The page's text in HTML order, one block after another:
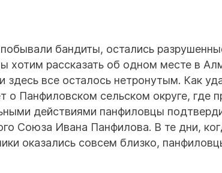
бандиты, остались
хотим рассказать об одном месте в
здесь все осталось нетронутым. Как
о Панфиловском сельском округе,
действиями панфиловцы
Союза Ивана Панфилова. В те дни,
оказались совсем близко,